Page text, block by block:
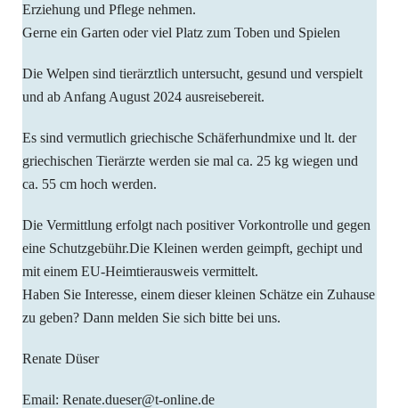
Erziehung und Pflege nehmen.
Gerne ein Garten oder viel Platz zum Toben und Spielen
Die Welpen sind tierärztlich untersucht, gesund und verspielt
und ab Anfang August 2024 ausreisebereit.
Es sind vermutlich griechische Schäferhundmixe und lt. der
griechischen Tierärzte werden sie mal ca. 25 kg wiegen und
ca. 55 cm hoch werden.
Die Vermittlung erfolgt nach positiver Vorkontrolle und gegen
eine Schutzgebühr.Die Kleinen werden geimpft, gechipt und
mit einem EU-Heimtierausweis vermittelt.
Haben Sie Interesse, einem dieser kleinen Schätze ein Zuhause
zu geben? Dann melden Sie sich bitte bei uns.
Renate Düser
Email: Renate.dueser@t-online.de